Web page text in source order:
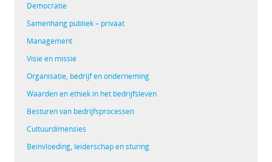
Democratie
Samenhang publiek – privaat
Management
Visie en missie
Organisatie, bedrijf en onderneming
Waarden en ethiek in het bedrijfsleven
Besturen van bedrijfsprocessen
Cultuurdimensies
Beïnvloeding, leiderschap en sturing